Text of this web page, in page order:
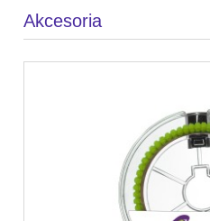
Akcesoria